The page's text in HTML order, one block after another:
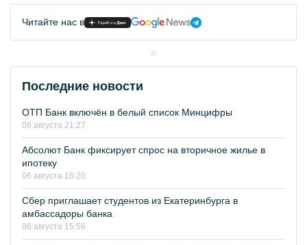
Читайте нас в
Последние новости
ОТП Банк включён в белый список Минцифры
06 августа 21:27
Абсолют Банк фиксирует спрос на вторичное жилье в
ипотеку
06 августа 16:20
Сбер приглашает студентов из Екатеринбурга в
амбассадоры банка
06 августа 15:56